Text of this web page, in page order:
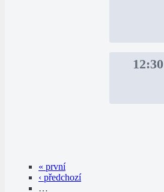
12:30
« první
‹ předchozí
…